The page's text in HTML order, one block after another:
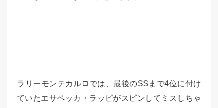
ラリーモンテカルロでは、最後のSSまで4位に付け
ていたエサペッカ・ラッピがスピンしてミスしちゃ